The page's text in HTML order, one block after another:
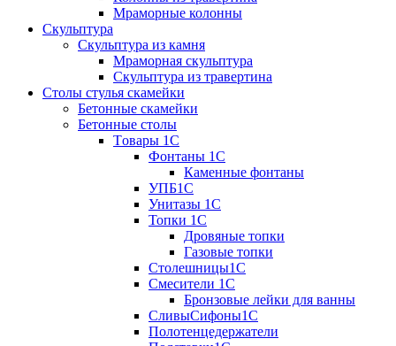
Мраморные колонны
Скульптура
Скульптура из камня
Мраморная скульптура
Скульптура из травертина
Столы стулья скамейки
Бетонные скамейки
Бетонные столы
Tовары 1C
Фонтаны 1C
Каменные фонтаны
УПБ1С
Унитазы 1С
Топки 1С
Дровяные топки
Газовые топки
Столешницы1С
Смесители 1С
Бронзовые лейки для ванны
СливыСифоны1С
Полотенцедержатели